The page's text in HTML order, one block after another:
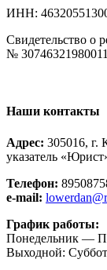
ИНН:
Свидетельство о
№
Наши контакты
Адрес: 305016, г.
указатель
Телефон:
e-mail:
График работы:
Понедельник —
Выходной: